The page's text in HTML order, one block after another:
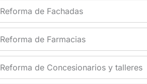
Reforma de Fachadas
Reforma de Farmacias
Reforma de Concesionarios y talleres